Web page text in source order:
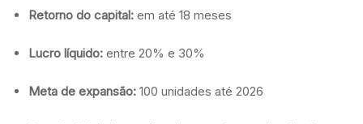
Retorno do capital: em até 18 meses
Lucro líquido: entre 20% e 30%
Meta de expansão: 100 unidades até 2026